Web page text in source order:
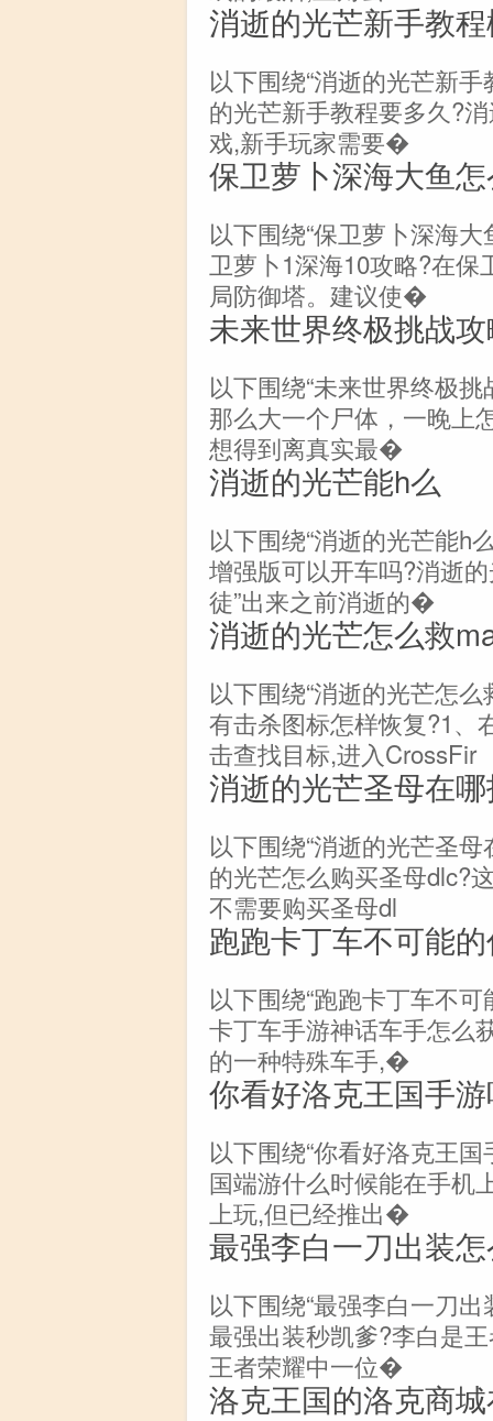
消逝的光芒新手教
以下围绕“消逝的光芒新
的光芒新手教程要多久?
戏,新手玩家需要�
保卫萝卜深海大鱼
以下围绕“保卫萝卜深海
卫萝卜1深海10攻略?在
局防御塔。建议使�
未来世界终极挑战
以下围绕“未来世界终极
那么大一个尸体，一晚上
想得到离真实最�
消逝的光芒能h么
以下围绕“消逝的光芒能h
增强版可以开车吗?消逝
徒”出来之前消逝的�
消逝的光芒怎么救
以下围绕“消逝的光芒怎
有击杀图标怎样恢复?1、
击查找目标,进入CrossFir
消逝的光芒圣母在
以下围绕“消逝的光芒圣
的光芒怎么购买圣母dlc?
不需要购买圣母dl
跑跑卡丁车不可能
以下围绕“跑跑卡丁车不
卡丁车手游神话车手怎么
的一种特殊车手,�
你看好洛克王国手
以下围绕“你看好洛克王
国端游什么时候能在手机
上玩,但已经推出�
最强李白一刀出装
以下围绕“最强李白一刀
最强出装秒凯爹?李白是
王者荣耀中一位�
洛克王国的洛克商